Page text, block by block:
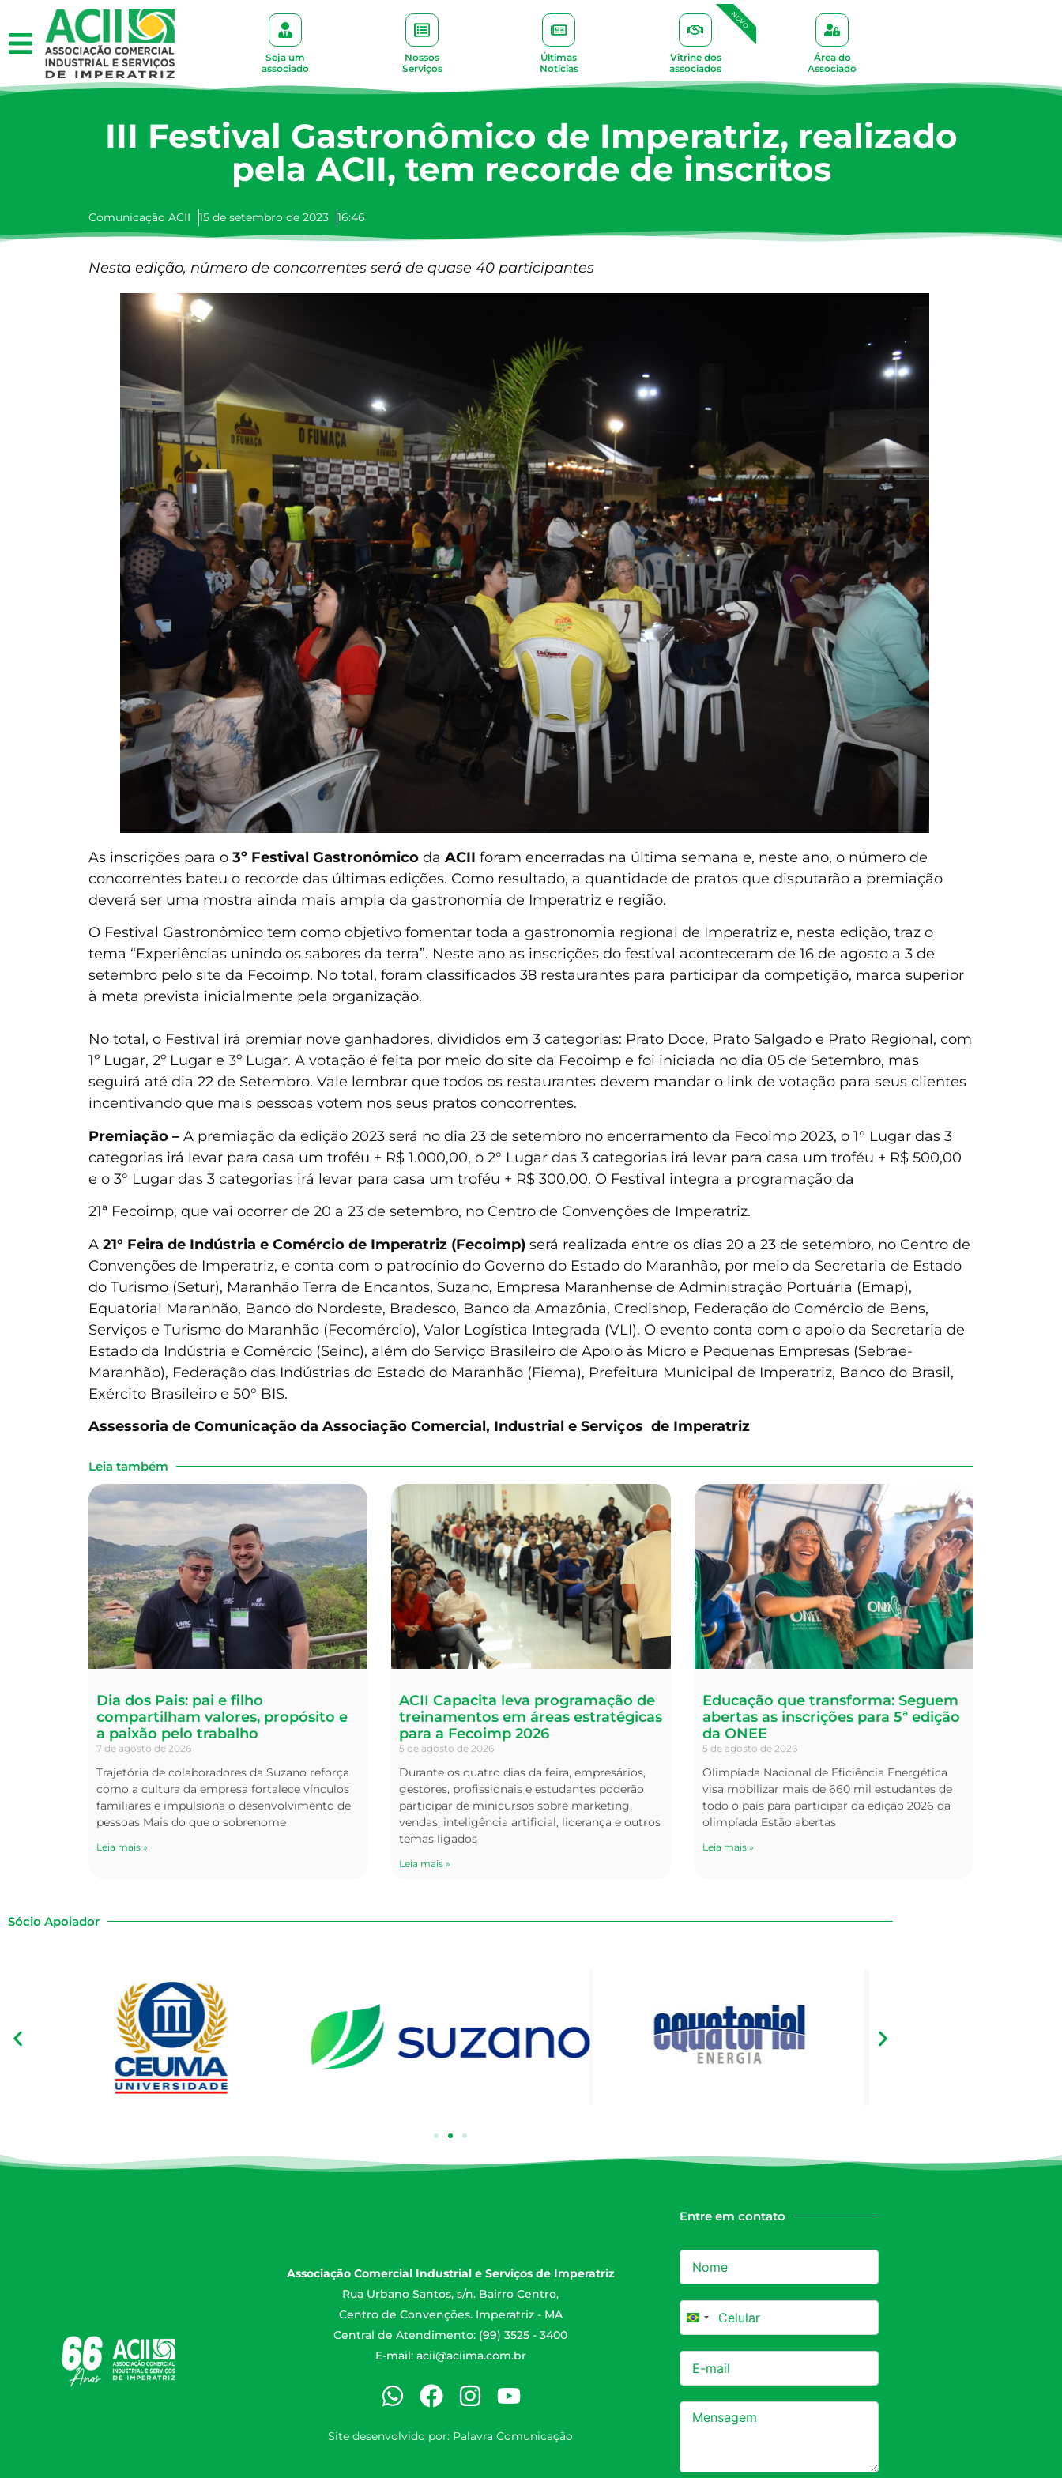
Seja um
associado
Nossos
Serviços
Últimas
Notícias
Vitrine dos
associados
NOVO
Área do
Associado
III Festival Gastronômico de Imperatriz, realizado
pela ACII, tem recorde de inscritos
Comunicação ACII 15 de setembro de 2023 16:46
Nesta edição, número de concorrentes será de quase 40 participantes
As inscrições para o 3º Festival Gastronômico da ACII foram encerradas na última semana e, neste ano, o número de
concorrentes bateu o recorde das últimas edições. Como resultado, a quantidade de pratos que disputarão a premiação
deverá ser uma mostra ainda mais ampla da gastronomia de Imperatriz e região.
O Festival Gastronômico tem como objetivo fomentar toda a gastronomia regional de Imperatriz e, nesta edição, traz o
tema “Experiências unindo os sabores da terra”. Neste ano as inscrições do festival aconteceram de 16 de agosto a 3 de
setembro pelo site da Fecoimp. No total, foram classificados 38 restaurantes para participar da competição, marca superior
à meta prevista inicialmente pela organização.
No total, o Festival irá premiar nove ganhadores, divididos em 3 categorias: Prato Doce, Prato Salgado e Prato Regional, com
1º Lugar, 2º Lugar e 3º Lugar. A votação é feita por meio do site da Fecoimp e foi iniciada no dia 05 de Setembro, mas
seguirá até dia 22 de Setembro. Vale lembrar que todos os restaurantes devem mandar o link de votação para seus clientes
incentivando que mais pessoas votem nos seus pratos concorrentes.
Premiação – A premiação da edição 2023 será no dia 23 de setembro no encerramento da Fecoimp 2023, o 1° Lugar das 3
categorias irá levar para casa um troféu + R$ 1.000,00, o 2° Lugar das 3 categorias irá levar para casa um troféu + R$ 500,00
e o 3° Lugar das 3 categorias irá levar para casa um troféu + R$ 300,00. O Festival integra a programação da
21ª Fecoimp, que vai ocorrer de 20 a 23 de setembro, no Centro de Convenções de Imperatriz.
A 21° Feira de Indústria e Comércio de Imperatriz (Fecoimp) será realizada entre os dias 20 a 23 de setembro, no Centro de
Convenções de Imperatriz, e conta com o patrocínio do Governo do Estado do Maranhão, por meio da Secretaria de Estado
do Turismo (Setur), Maranhão Terra de Encantos, Suzano, Empresa Maranhense de Administração Portuária (Emap),
Equatorial Maranhão, Banco do Nordeste, Bradesco, Banco da Amazônia, Credishop, Federação do Comércio de Bens,
Serviços e Turismo do Maranhão (Fecomércio), Valor Logística Integrada (VLI). O evento conta com o apoio da Secretaria de
Estado da Indústria e Comércio (Seinc), além do Serviço Brasileiro de Apoio às Micro e Pequenas Empresas (Sebrae-
Maranhão), Federação das Indústrias do Estado do Maranhão (Fiema), Prefeitura Municipal de Imperatriz, Banco do Brasil,
Exército Brasileiro e 50° BIS.
Assessoria de Comunicação da Associação Comercial, Industrial e Serviços de Imperatriz
Leia também
Dia dos Pais: pai e filho
compartilham valores, propósito e
a paixão pelo trabalho
7 de agosto de 2026
Trajetória de colaboradores da Suzano reforça
como a cultura da empresa fortalece vínculos
familiares e impulsiona o desenvolvimento de
pessoas Mais do que o sobrenome
Leia mais »
ACII Capacita leva programação de
treinamentos em áreas estratégicas
para a Fecoimp 2026
5 de agosto de 2026
Durante os quatro dias da feira, empresários,
gestores, profissionais e estudantes poderão
participar de minicursos sobre marketing,
vendas, inteligência artificial, liderança e outros
temas ligados
Leia mais »
Educação que transforma: Seguem
abertas as inscrições para 5ª edição
da ONEE
5 de agosto de 2026
Olimpíada Nacional de Eficiência Energética
visa mobilizar mais de 660 mil estudantes de
todo o país para participar da edição 2026 da
olimpíada Estão abertas
Leia mais »
Sócio Apoiador
Associação Comercial Industrial e Serviços de Imperatriz
Rua Urbano Santos, s/n. Bairro Centro,
Centro de Convenções. Imperatriz - MA
Central de Atendimento: (99) 3525 - 3400
E-mail: acii@aciima.com.br
Site desenvolvido por: Palavra Comunicação
Entre em contato
Brazil +55